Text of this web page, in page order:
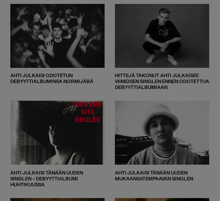
AHTI JULKAISI ODOTETUN
DEBYYTTIALBUMINSA NORMIJÄBÄ
HITTEJÄ TAKONUT AHTI JULKAISEE
VIIMEISEN SINGLEN ENNEN ODOTETTUA
DEBYYTTIALBUMIAAN
AHTI JULKAISI TÄNÄÄN UUDEN
SINGLEN – DEBYYTTIALBUMI
HUHTIKUUSSA
AHTI JULKAISI TÄNÄÄN UUDEN
MUKAANSATEMPAAVAN SINGLEN